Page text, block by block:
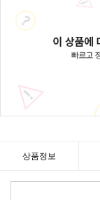
상품정보